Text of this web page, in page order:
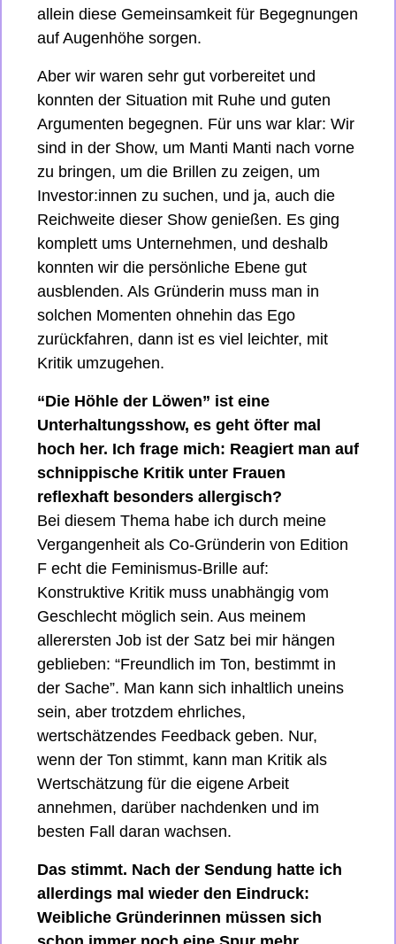
allein diese Gemeinsamkeit für Begegnungen
auf Augenhöhe sorgen.
Aber wir waren sehr gut vorbereitet und
konnten der Situation mit Ruhe und guten
Argumenten begegnen. Für uns war klar: Wir
sind in der Show, um Manti Manti nach vorne
zu bringen, um die Brillen zu zeigen, um
Investor:innen zu suchen, und ja, auch die
Reichweite dieser Show genießen. Es ging
komplett ums Unternehmen, und deshalb
konnten wir die persönliche Ebene gut
ausblenden. Als Gründerin muss man in
solchen Momenten ohnehin das Ego
zurückfahren, dann ist es viel leichter, mit
Kritik umzugehen.
“Die Höhle der Löwen” ist eine
Unterhaltungsshow, es geht öfter mal
hoch her. Ich frage mich: Reagiert man auf
schnippische Kritik unter Frauen
reflexhaft besonders allergisch?
Bei diesem Thema habe ich durch meine
Vergangenheit als Co-Gründerin von Edition
F echt die Feminismus-Brille auf:
Konstruktive Kritik muss unabhängig vom
Geschlecht möglich sein. Aus meinem
allerersten Job ist der Satz bei mir hängen
geblieben: “Freundlich im Ton, bestimmt in
der Sache”. Man kann sich inhaltlich uneins
sein, aber trotzdem ehrliches,
wertschätzendes Feedback geben. Nur,
wenn der Ton stimmt, kann man Kritik als
Wertschätzung für die eigene Arbeit
annehmen, darüber nachdenken und im
besten Fall daran wachsen.
Das stimmt. Nach der Sendung hatte ich
allerdings mal wieder den Eindruck:
Weibliche Gründerinnen müssen sich